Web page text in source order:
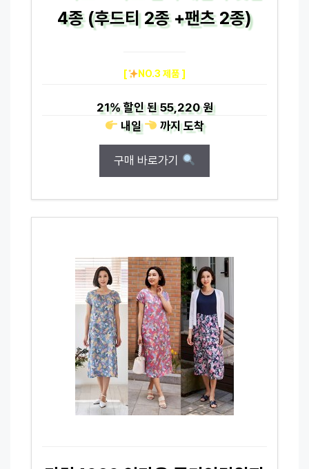
4종 (후드티 2종 +팬츠 2종)
[ NO.3 제품 ]
21%할인 된55,220 원
내일
까지도착
구매 바로가기